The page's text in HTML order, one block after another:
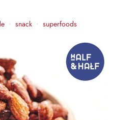
• snack • superfoods